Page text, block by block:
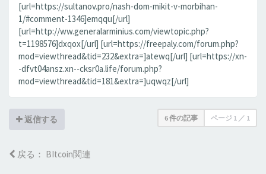
[url=https://sultanov.pro/nash-dom-mikit-v-morbihan-
1/#comment-1346]emqqu[/url]
[url=http://ww.generalarminius.com/viewtopic.php?
t=1198576]dxqox[/url] [url=https://freepaly.com/forum.php?
mod=viewthread&tid=232&extra=]atewq[/url] [url=https://xn-
-dfvt04ansz.xn--cksr0a.life/forum.php?
mod=viewthread&tid=181&extra=]uqwqz[/url]
返信する 6 件の記事 ページ 1 ／ 1
戻る： BItcoin関連